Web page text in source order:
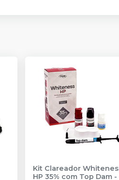
Kit Clareador
HP 35% com Top Dam -